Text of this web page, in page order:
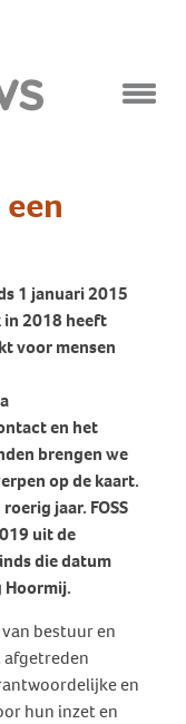
1 januari 2015
in 2018 heeft
voor mensen
en het
brengen we
op de kaart.
jaar. FOSS
uit de
die datum
Hoormij.
bestuur en
en
hun inzet en